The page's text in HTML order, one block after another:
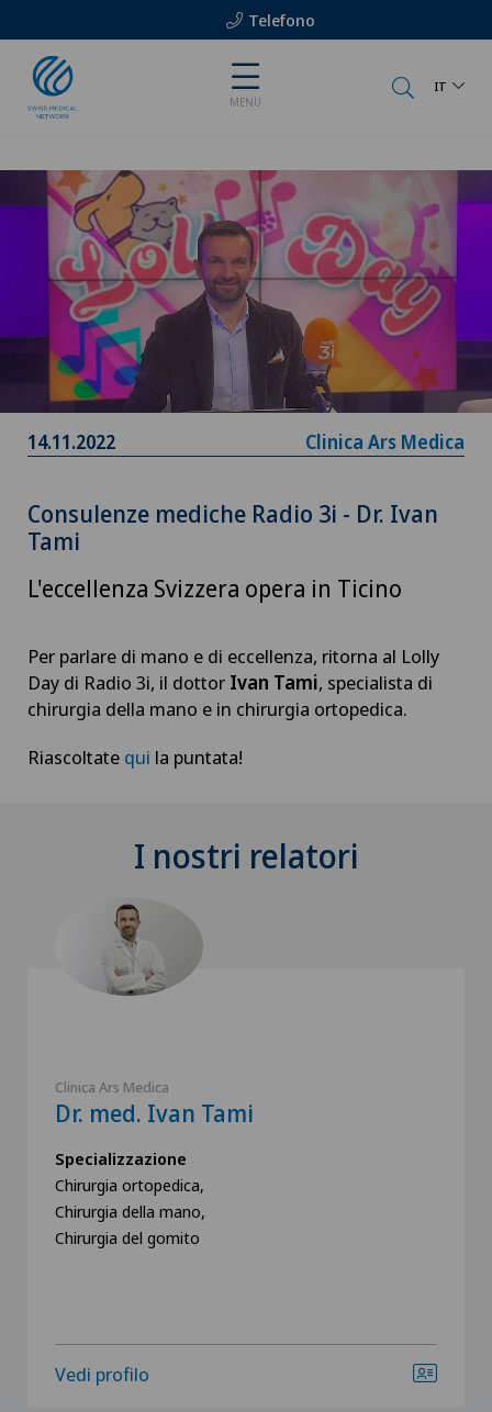
Telefono
MENU
IT
14.11.2022 Clinica Ars Medica
Consulenze mediche Radio 3i - Dr. Ivan
Tami
L'eccellenza Svizzera opera in Ticino
Per parlare di mano e di eccellenza, ritorna al Lolly
Day di Radio 3i, il dottor Ivan Tami, specialista di
chirurgia della mano e in chirurgia ortopedica.
Riascoltate qui la puntata!
I nostri relatori
Clinica Ars Medica
Dr. med. Ivan Tami
Specializzazione
Chirurgia ortopedica,
Chirurgia della mano,
Chirurgia del gomito
Vedi profilo